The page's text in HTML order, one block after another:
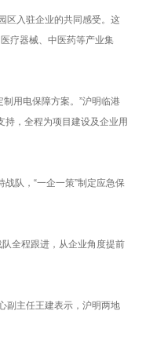
区入驻企业的共同感受。这
疗器械、中医药等产业集
用电保障方案。”沪明临港
持，全程为项目建设及企业用
队，“一企一策”制定应急保
全程跟进，从企业角度提前
副主任王建表示，沪明两地